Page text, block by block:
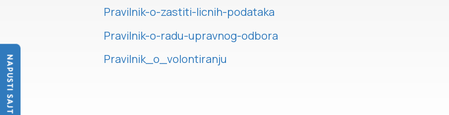
Pravilnik-o-zastiti-licnih-podataka
Pravilnik-o-radu-upravnog-odbora
Pravilnik_o_volontiranju
NAPUSTI SAJT